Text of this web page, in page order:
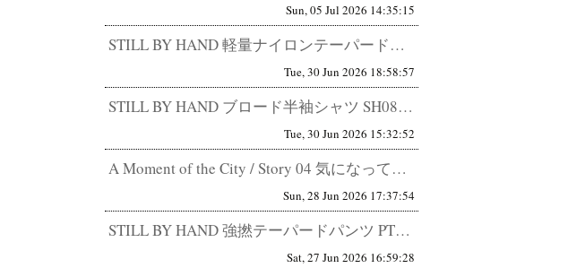
Sun, 05 Jul 2026 14:35:15
STILL BY HAND 軽量ナイロンテーパードパンツ PT04262 快適さと品の両立。 STILL BY HAND...
Tue, 30 Jun 2026 18:58:57
STILL BY HAND ブロード半袖シャツ SH08261 普通ではない、普通。デザインを気付かせないデザイン。 こ...
Tue, 30 Jun 2026 15:32:52
A Moment of the City / Story 04 気になってきた、アメカジ。 中野区在住 34歳 会社員 ...
Sun, 28 Jun 2026 17:37:54
STILL BY HAND 強撚テーパードパンツ PT01262 きちんと見せるためではない。 格好良く見せるためのスラ...
Sat, 27 Jun 2026 16:59:28